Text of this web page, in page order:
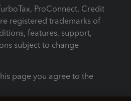
ProConnect, Credit
registered trademarks of
features, support,
subject to change
page you agree to the